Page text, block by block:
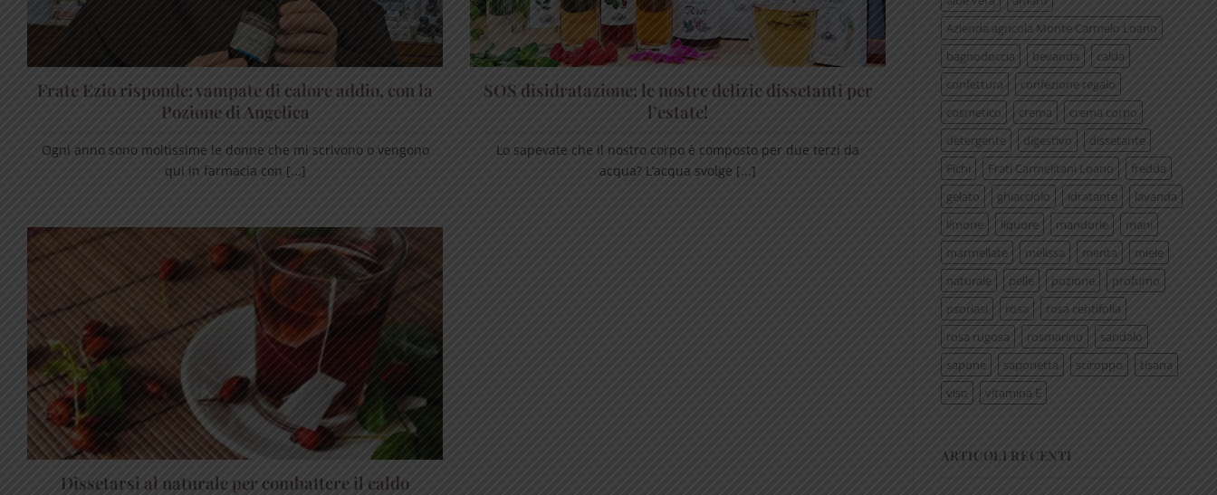
Frate Ezio risponde: vampate di calore addio, con la
Pozione di Angelica
Ogni anno sono moltissime le donne che mi scrivono o vengono
qui in farmacia con [...]
SOS disidratazione: le nostre delizie dissetanti per
l’estate!
Lo sapevate che il nostro corpo è composto per due terzi da
acqua? L’acqua svolge [...]
Dissetarsi al naturale per combattere il caldo
Azienda agricola Monte Carmelo Loano
bagnodoccia
bevanda
calda
confettura
confezione regalo
cosmetico
crema
crema corpo
detergente
digestivo
dissetante
Fichi
Frati Carmelitani Loano
fredda
gelato
ghiacciolo idratante
lavanda
limone
liquore mandorle
mani
marmellate
melissa menta
miele
naturale
pelle pozione
profumo
psoriasi
rosa
rosa centifolia
rosa rugosa
rosmarino
sandalo
sapone
saponetta sciroppo
tisana
viso
vitamina E
ARTICOLI RECENTI